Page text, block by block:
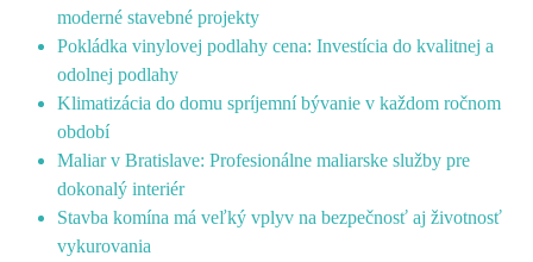
moderné stavebné projekty
Pokládka vinylovej podlahy cena: Investícia do kvalitnej a
odolnej podlahy
Klimatizácia do domu spríjemní bývanie v každom ročnom
období
Maliar v Bratislave: Profesionálne maliarske služby pre
dokonalý interiér
Stavba komína má veľký vplyv na bezpečnosť aj životnosť
vykurovania